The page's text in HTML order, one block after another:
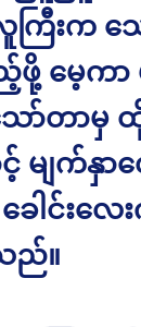
ြီးက သ
မေ့ကာ
ာ်တာမှ
မျက်နှာ
ေါင်းလေ
ည်။